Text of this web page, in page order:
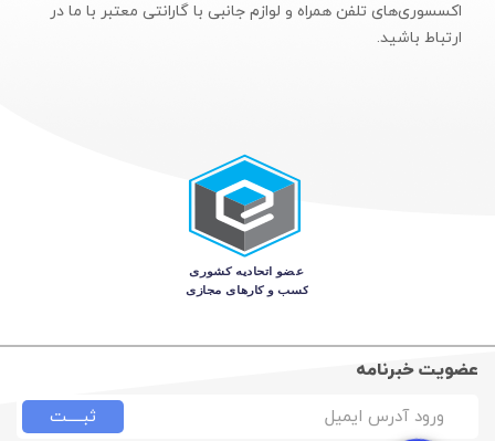
اکسسوری‌های تلفن همراه و لوازم جانبی با گارانتی معتبر با ما در
ارتباط باشید.
عضویت خبرنامه
ثبـــــت